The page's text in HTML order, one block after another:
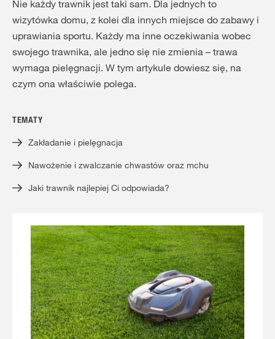
Nie każdy trawnik jest taki sam. Dla jednych to
wizytówka domu, z kolei dla innych miejsce do zabawy i
uprawiania sportu. Każdy ma inne oczekiwania wobec
swojego trawnika, ale jedno się nie zmienia – trawa
wymaga pielęgnacji. W tym artykule dowiesz się, na
czym ona właściwie polega.
TEMATY
Zakładanie i pielęgnacja
Nawożenie i zwalczanie chwastów oraz mchu
Jaki trawnik najlepiej Ci odpowiada?